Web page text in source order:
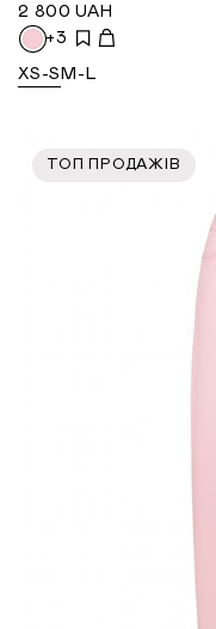
2 800 UAH
+3
XS-S M-L
ТОП ПРОДАЖІВ